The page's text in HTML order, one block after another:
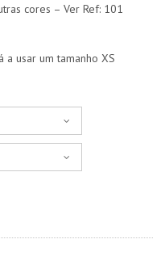
cores – Ver Ref: 101
usar um tamanho XS